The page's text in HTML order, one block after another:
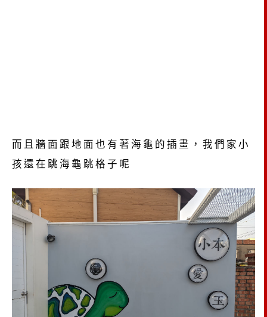
而且牆面跟地面也有著海龜的插畫，我們家小
孩還在跳海龜跳格子呢